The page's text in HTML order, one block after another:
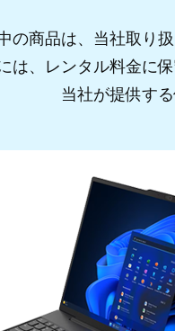
の商品は、当社取り
は、レンタル料金に
当社が提供す